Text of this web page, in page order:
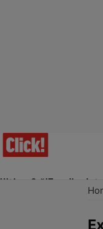
Ultima Oră!Trending